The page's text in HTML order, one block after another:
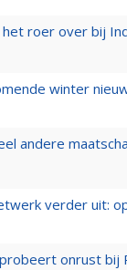
roer over bij
winter
andere
verder uit:
onrust